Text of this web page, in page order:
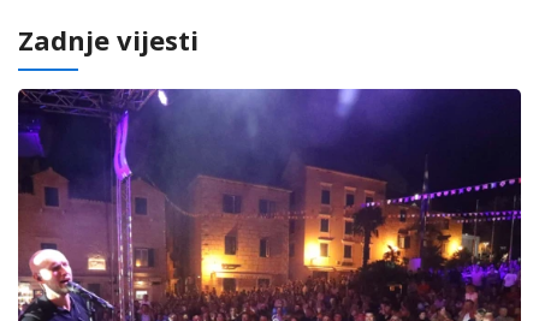
Zadnje vijesti